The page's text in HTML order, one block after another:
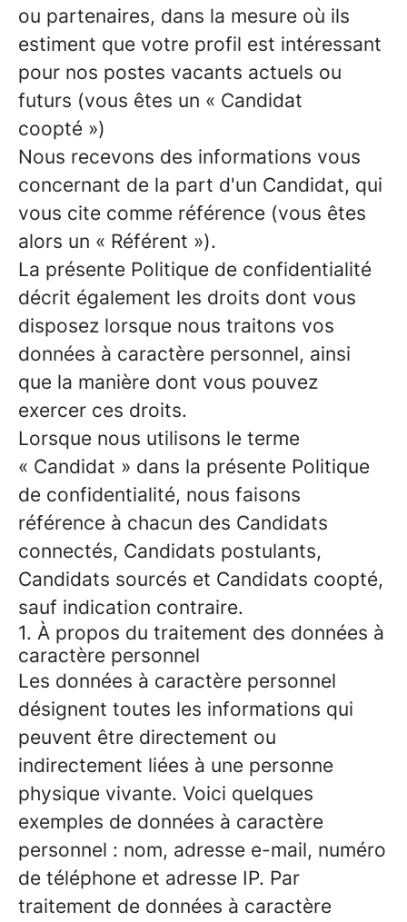
ou partenaires, dans la mesure où ils
estiment que votre profil est intéressant
pour nos postes vacants actuels ou
futurs (vous êtes un « Candidat
coopté »)
Nous recevons des informations vous
concernant de la part d'un Candidat, qui
vous cite comme référence (vous êtes
alors un « Référent »).
La présente Politique de confidentialité
décrit également les droits dont vous
disposez lorsque nous traitons vos
données à caractère personnel, ainsi
que la manière dont vous pouvez
exercer ces droits.
Lorsque nous utilisons le terme
« Candidat » dans la présente Politique
de confidentialité, nous faisons
référence à chacun des Candidats
connectés, Candidats postulants,
Candidats sourcés et Candidats coopté,
sauf indication contraire.
1. À propos du traitement des données à
caractère personnel
Les données à caractère personnel
désignent toutes les informations qui
peuvent être directement ou
indirectement liées à une personne
physique vivante. Voici quelques
exemples de données à caractère
personnel : nom, adresse e-mail, numéro
de téléphone et adresse IP. Par
traitement de données à caractère